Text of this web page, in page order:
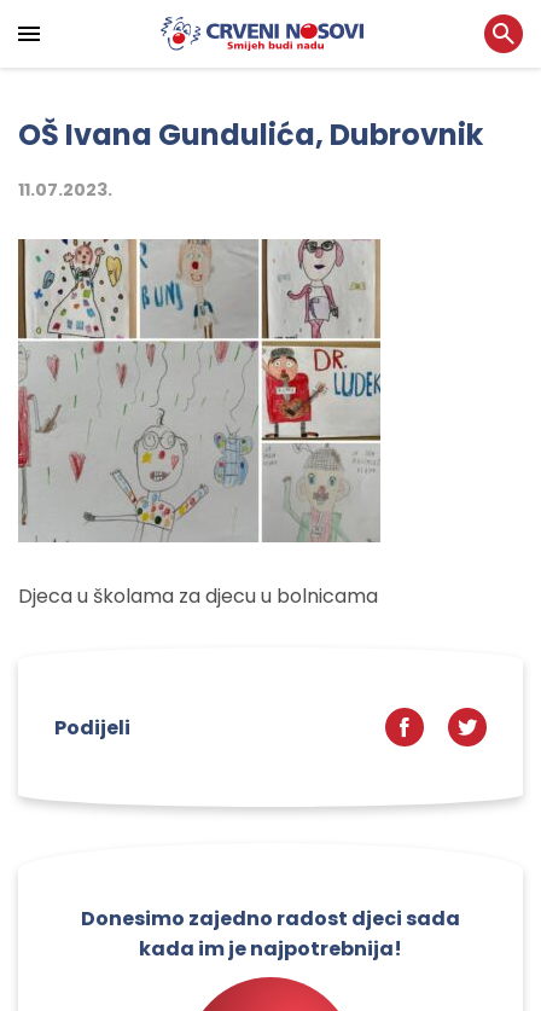
OŠ Ivana Gundulića, Dubrovnik
11.07.2023.
Djeca u školama za djecu u bolnicama
Podijeli
Donesimo zajedno radost djeci sada
kada im je najpotrebnija!